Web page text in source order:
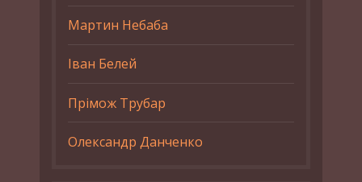
Мартин Небаба
Іван Белей
Прімож Трубар
Олександр Данченко